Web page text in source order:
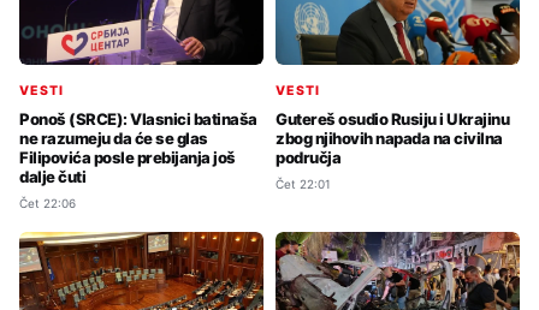
VESTI
Ponoš (SRCE): Vlasnici batinaša
ne razumeju da će se glas
Filipovića posle prebijanja još
dalje čuti
Čet 22:06
VESTI
Gutereš osudio Rusiju i Ukrajinu
zbog njihovih napada na civilna
područja
Čet 22:01